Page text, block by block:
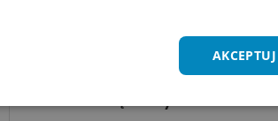
Dodaj do